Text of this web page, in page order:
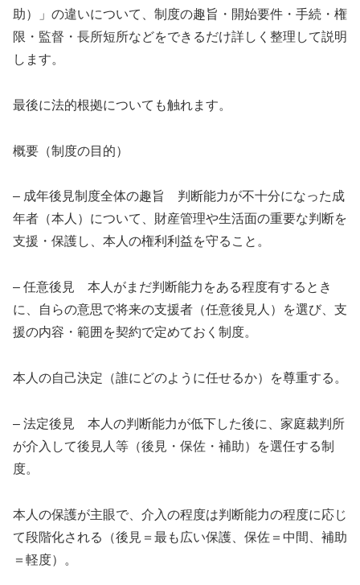
助）」の違いについて、制度の趣旨・開始要件・手続・権
限・監督・長所短所などをできるだけ詳しく整理して説明
します。
最後に法的根拠についても触れます。
概要（制度の目的）
– 成年後見制度全体の趣旨 判断能力が不十分になった成
年者（本人）について、財産管理や生活面の重要な判断を
支援・保護し、本人の権利利益を守ること。
– 任意後見 本人がまだ判断能力をある程度有するとき
に、自らの意思で将来の支援者（任意後見人）を選び、支
援の内容・範囲を契約で定めておく制度。
本人の自己決定（誰にどのように任せるか）を尊重する。
– 法定後見 本人の判断能力が低下した後に、家庭裁判所
が介入して後見人等（後見・保佐・補助）を選任する制
度。
本人の保護が主眼で、介入の程度は判断能力の程度に応じ
て段階化される（後見＝最も広い保護、保佐＝中間、補助
＝軽度）。